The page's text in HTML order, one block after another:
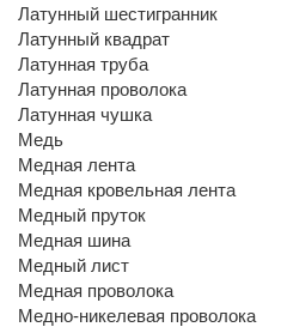
Латунный шестигранник
Латунный квадрат
Латунная труба
Латунная проволока
Латунная чушка
Медь
Медная лента
Медная кровельная лента
Медный пруток
Медная шина
Медный лист
Медная проволока
Медно-никелевая проволока